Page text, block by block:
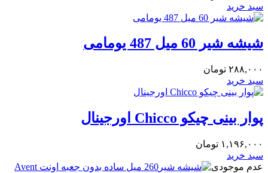
سبد خرید
شیشه شیر 60 میل 487 یومامی
۲۸۸,۰۰۰ تومان
سبد خرید
پوار بينى چیکو Chicco اورجینال
۱,۱۹۶,۰۰۰ تومان
سبد خرید
عدم موجودی